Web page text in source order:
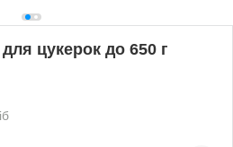
цукерок до 650 г